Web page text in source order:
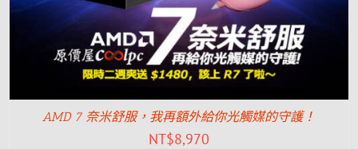
AMD 7 奈米舒服，我再額外給你光觸媒的守護！
NT$8,970